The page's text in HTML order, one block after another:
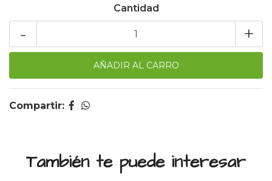
Cantidad
+
-
Compartir:
También te puede interesar